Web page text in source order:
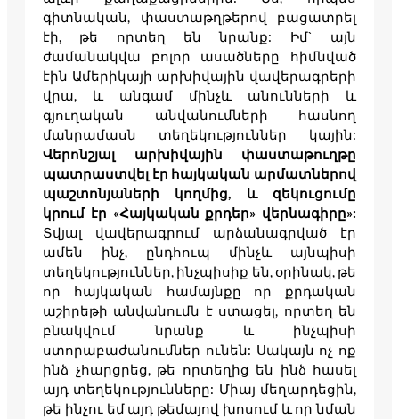
գիտնական, փաստաթղթերով բացատրել
էի, թե որտեղ են նրանք: Իմ` այն
ժամանակվա բոլոր ասածները հիմնված
էին Ամերիկայի արխիվային վավերագրերի
վրա, և անգամ մինչև անունների և
գյուղական անվանումների հասնող
մանրամասն տեղեկություններ կային:
Վերոնշյալ արխիվային փաստաթուղթը
պատրաստվել էր հայկական արմատներով
պաշտոնյաների կողմից, և զեկուցումը
կրում էր «Հայկական քրդեր» վերնագիրը»:
Տվյալ վավերագրում արձանագրված էր
ամեն ինչ, ընդհուպ մինչև այնպիսի
տեղեկություններ, ինչպիսիք են, օրինակ, թե
որ հայկական համայնքը որ քրդական
աշիրեթի անվանումն է ստացել, որտեղ են
բնակվում նրանք և ինչպիսի
ստորաբաժանումներ ունեն: Սակայն ոչ ոք
ինձ չհարցրեց, թե որտեղից են ինձ հասել
այդ տեղեկությունները: Միայ մեղարդեցին,
թե ինչու եմ այդ թեմայով խոսում և որ նման